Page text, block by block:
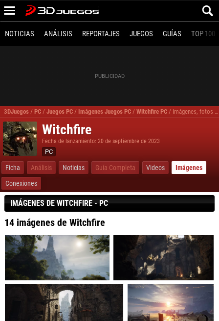
NOTICIAS ANÁLISIS REPORTAJES JUEGOS GUÍAS TOP 100
3DJuegos / PC / Juegos PC / Imágenes Juegos PC / Witchfire PC / Imágenes, fotos Witchfire para PC
Witchfire
Fecha de lanzamiento: 20 de septiembre de 2023
PC
Ficha Análisis Noticias Guía Completa Videos
Imágenes
Conexiones
IMÁGENES DE WITCHFIRE - PC
14 imágenes de Witchfire